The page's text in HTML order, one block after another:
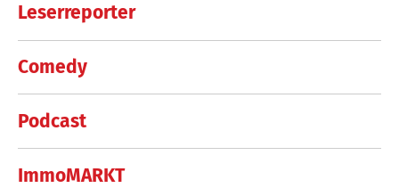
Leserreporter
Comedy
Podcast
ImmoMARKT